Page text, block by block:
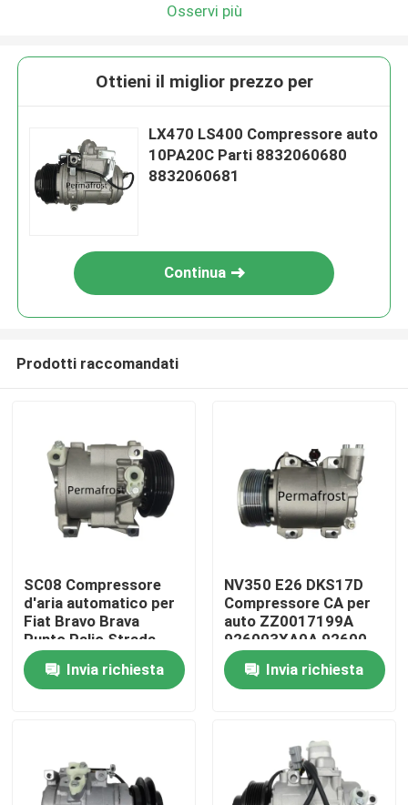
Casa
Contatti
Osservi più
Ottieni il miglior prezzo per
LX470 LS400 Compressore auto
10PA20C Parti 8832060680
8832060681
Continua
Prodotti raccomandati
SC08 Compressore
d'aria automatico per
Fiat Bravo Brava
Punto Palio Strada
Lancia Stilo Punto
442100-0281
442100-0284
Invia richiesta
NV350 E26 DKS17D
Compressore CA per
auto ZZ0017199A
926003XA0A 92600-
3XA0A
Invia richiesta